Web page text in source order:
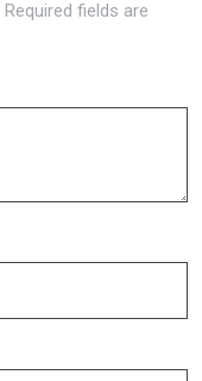
Required fields are